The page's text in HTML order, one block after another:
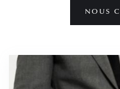
NOUS